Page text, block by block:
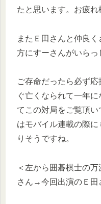
たと思います。お疲れ
またＥ田さんと仲良
方にすーさんがいらっ
ご存命だったら必ず
ぐ亡くなられて一年
てこの対局をご覧頂
はモバイル連載の際
りそうですね。
＜左から囲碁棋士の
さん→今回出演のＥ田